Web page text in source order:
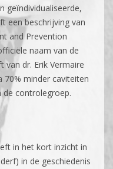
geïndividualiseerde,
een beschrijving van
and Prevention
naam van de
dr. Erik Vermaire
70% minder caviteiten
de controlegroep.
in het kort inzicht in
in de geschiedenis